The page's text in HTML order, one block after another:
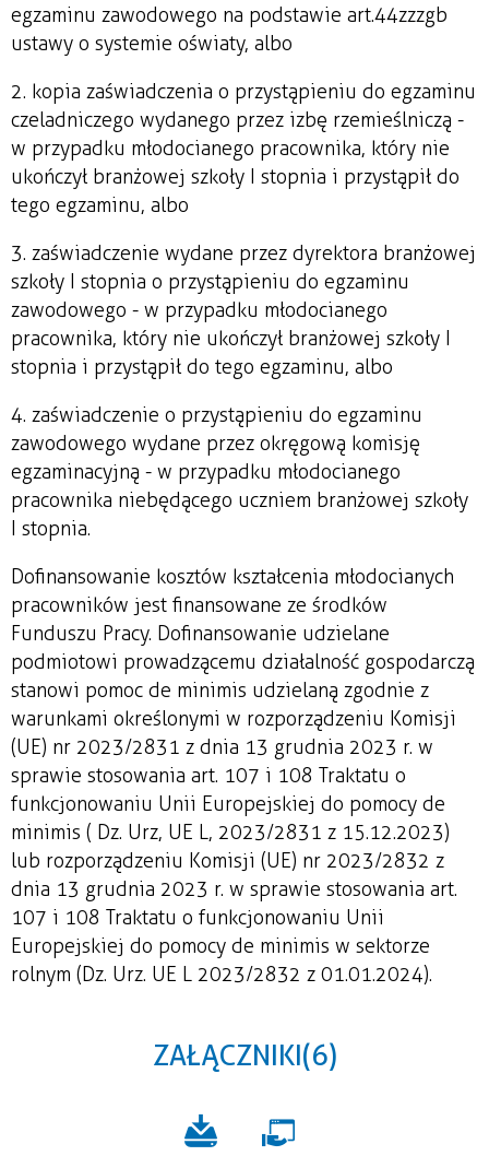
egzaminu zawodowego na podstawie art.44zzzgb
ustawy o systemie oświaty, albo
2. kopia zaświadczenia o przystąpieniu do egzaminu
czeladniczego wydanego przez izbę rzemieślniczą -
w przypadku młodocianego pracownika, który nie
ukończył branżowej szkoły I stopnia i przystąpił do
tego egzaminu, albo
3. zaświadczenie wydane przez dyrektora branżowej
szkoły I stopnia o przystąpieniu do egzaminu
zawodowego - w przypadku młodocianego
pracownika, który nie ukończył branżowej szkoły I
stopnia i przystąpił do tego egzaminu, albo
4. zaświadczenie o przystąpieniu do egzaminu
zawodowego wydane przez okręgową komisję
egzaminacyjną - w przypadku młodocianego
pracownika niebędącego uczniem branżowej szkoły
I stopnia.
Dofinansowanie kosztów kształcenia młodocianych
pracowników jest finansowane ze środków
Funduszu Pracy. Dofinansowanie udzielane
podmiotowi prowadzącemu działalność gospodarczą
stanowi pomoc de minimis udzielaną zgodnie z
warunkami określonymi w rozporządzeniu Komisji
(UE) nr 2023/2831 z dnia 13 grudnia 2023 r. w
sprawie stosowania art. 107 i 108 Traktatu o
funkcjonowaniu Unii Europejskiej do pomocy de
minimis ( Dz. Urz, UE L, 2023/2831 z 15.12.2023)
lub rozporządzeniu Komisji (UE) nr 2023/2832 z
dnia 13 grudnia 2023 r. w sprawie stosowania art.
107 i 108 Traktatu o funkcjonowaniu Unii
Europejskiej do pomocy de minimis w sektorze
rolnym (Dz. Urz. UE L 2023/2832 z 01.01.2024).
ZAŁĄCZNIKI (6)